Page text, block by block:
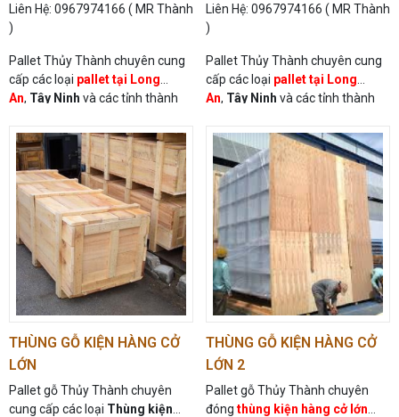
Liên Hệ: 0967974166 ( MR Thành
)
Pallet Thủy Thành chuyên cung
cấp các loại pallet tại Long
An, Tây Ninh và các tỉnh thành
Liên Hệ: 0967974166 ( MR Thành
)
Pallet Thủy Thành chuyên cung
cấp các loại pallet tại Long
An, Tây Ninh và các tỉnh thành
THÙNG GỖ KIỆN HÀNG CỞ
LỚN
Pallet gỗ Thủy Thành chuyên
cung cấp các loại Thùng kiện
THÙNG GỖ KIỆN HÀNG CỞ
LỚN 2
Pallet gỗ Thủy Thành chuyên
đóng thùng kiện hàng cở lớn